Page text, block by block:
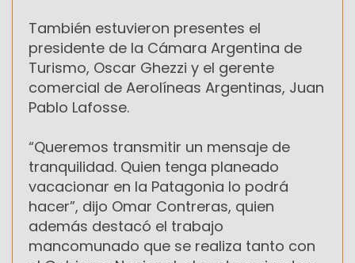
También estuvieron presentes el
presidente de la Cámara Argentina de
Turismo, Oscar Ghezzi y el gerente
comercial de Aerolíneas Argentinas, Juan
Pablo Lafosse.
“Queremos transmitir un mensaje de
tranquilidad. Quien tenga planeado
vacacionar en la Patagonia lo podrá
hacer”, dijo Omar Contreras, quien
además destacó el trabajo
mancomunado que se realiza tanto con